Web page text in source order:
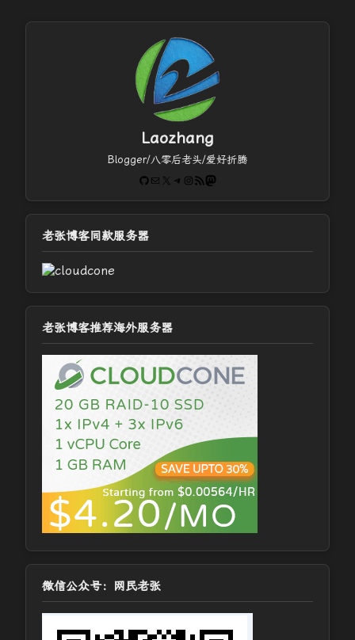
Laozhang
Blogger/八零后老头/爱好折腾
GitHub
电子邮件 X Telegram
Instagram
RSS FeedMastodon
老张博客同款服务器
老张博客推荐海外服务器
微信公众号：网民老张